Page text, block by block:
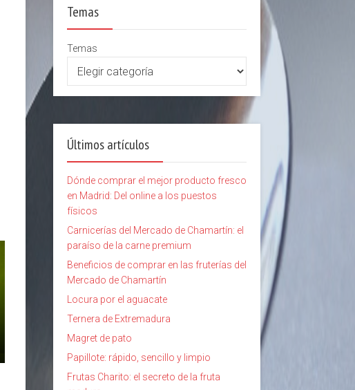
Temas
Temas
Últimos artículos
Dónde comprar el mejor producto fresco
en Madrid: Del online a los puestos
físicos
Carnicerías del Mercado de Chamartín: el
paraíso de la carne premium
Beneficios de comprar en las fruterías del
Mercado de Chamartín
Locura por el aguacate
Ternera de Extremadura
Magret de pato
Papillote: rápido, sencillo y limpio
Frutas Charito: el secreto de la fruta